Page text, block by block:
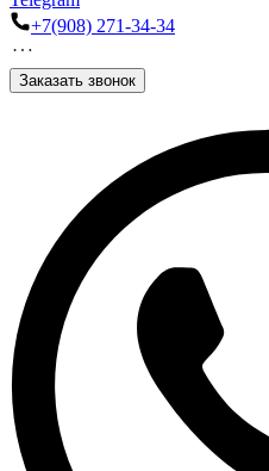
+7(908) 271-34-34
Заказать звонок